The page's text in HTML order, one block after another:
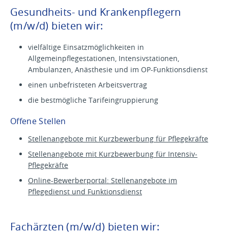
Gesundheits- und Krankenpflegern
(m/w/d) bieten wir:
vielfältige Einsatzmöglichkeiten in
Allgemeinpflegestationen, Intensivstationen,
Ambulanzen, Anästhesie und im OP-Funktionsdienst
einen unbefristeten Arbeitsvertrag
die bestmögliche Tarifeingruppierung
Offene Stellen
Stellenangebote mit Kurzbewerbung für Pflegekräfte
Stellenangebote mit Kurzbewerbung für Intensiv-
Pflegekräfte
Online-Bewerberportal: Stellenangebote im
Pflegedienst und Funktionsdienst
Fachärzten (m/w/d) bieten wir: